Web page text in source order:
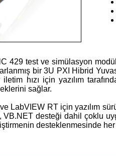
429 test ve simülasyon
bir 3U PXI Hibrid
hızı için yazılım
sağlar.
LabVIEW RT için yazılım
desteği dahil çoklu
desteklenmesinde her